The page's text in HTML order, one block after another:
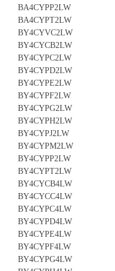
BA4CYPP2LW
BA4CYPT2LW
BY4CYVC2LW
BY4CYCB2LW
BY4CYPC2LW
BY4CYPD2LW
BY4CYPE2LW
BY4CYPF2LW
BY4CYPG2LW
BY4CYPH2LW
BY4CYPJ2LW
BY4CYPM2LW
BY4CYPP2LW
BY4CYPT2LW
BY4CYCB4LW
BY4CYCC4LW
BY4CYPC4LW
BY4CYPD4LW
BY4CYPE4LW
BY4CYPF4LW
BY4CYPG4LW